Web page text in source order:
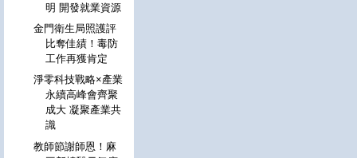
明 開發就業資源
金門衛生局照護評
比奪佳績！毒防
工作再獲肯定
淨零科技戰略×產業
永續高峰會齊聚
成大 凝聚產業共
識
教師節謝師恩！麻